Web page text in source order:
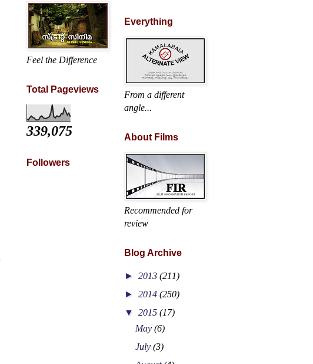
Feel the Difference
Total Pageviews
339,075
Followers
Everything
From a different
angle...
About Films
Recommended for
review
Blog Archive
► 2013 (211)
► 2014 (250)
▼ 2015 (17)
May(6)
July(3)